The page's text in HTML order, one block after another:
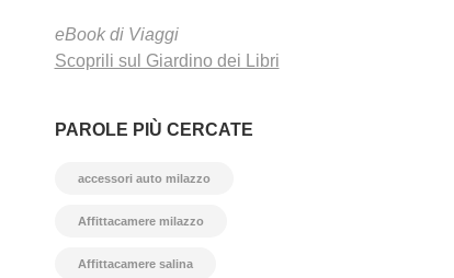
eBook di Viaggi
Scoprili sul Giardino dei Libri
PAROLE PIÙ CERCATE
accessori auto milazzo
Affittacamere milazzo
Affittacamere salina